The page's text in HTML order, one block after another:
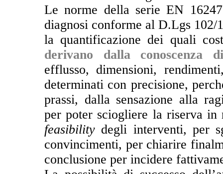
Le norme della serie EN
diagnosi conforme al D.Lgs 102/
la quantificazione dei quali
derivano dalla conoscenza
efflusso, dimensioni,
determinati con precisione,
prassi, dalla sensazione alla
per poter sciogliere la riserva
feasibility degli interventi, per
convincimenti, per chiarire
conclusione per incidere